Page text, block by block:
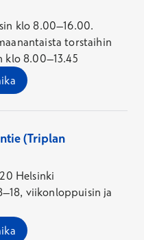
klo 8.00–16.00.
torstaihin
klo 8.00–13.45
(Triplan
Helsinki
viikonloppuisin ja